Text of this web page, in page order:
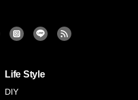
Life Style
DIY